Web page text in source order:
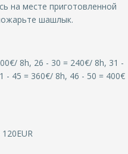
на месте приготовленной
шашлык.
8h, 26 - 30 = 240€/ 8h, 31 -
- 45 = 360€/ 8h, 46 - 50 = 400€